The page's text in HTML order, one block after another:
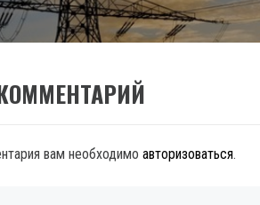
вам необходимо авторизоваться.